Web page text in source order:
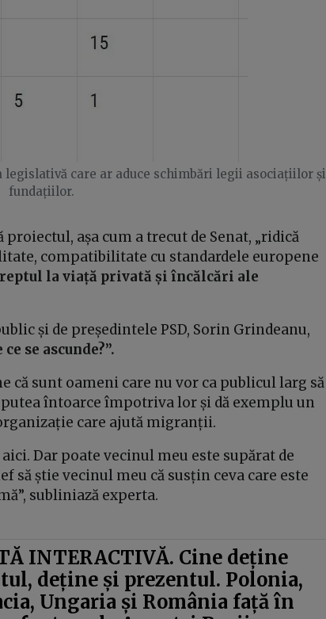
legislativă care ar aduce schimbări legii asociațiilor și
fundațiilor.
așa cum a trecut de Senat, „ridică
compatibilitate cu standardele europene
la viață privată și încălcări ale
și de președintele PSD, Sorin Grindeanu,
se ascunde?”.
că sunt oameni care nu vor ca publicul larg să
întoarce împotriva lor și dă exemplu un
care ajută migranții.
Dar poate vecinul meu este supărat de
să știe vecinul meu că susțin ceva care este
subliniază experta.
INTERACTIVĂ. Cine deține
deține și prezentul. Polonia,
Ungaria și România față în